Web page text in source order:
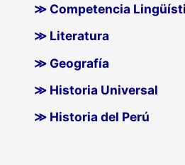
≫ Competencia
≫ Literatura
≫ Geografía
≫ Historia Universal
≫ Historia del Perú